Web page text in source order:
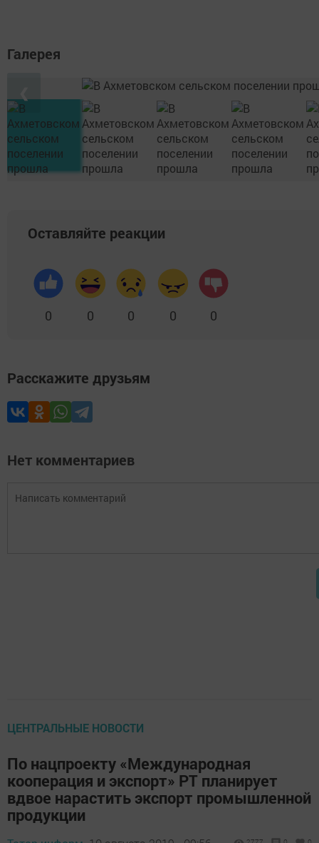
Галерея
Оставляйте реакции
0 0 0 0 0
Расскажите друзьям
Нет комментариев
ЦЕНТРАЛЬНЫЕ НОВОСТИ
По нацпроекту «Международная
кооперация и экспорт» РТ планирует
вдвое нарастить экспорт промышленной
продукции